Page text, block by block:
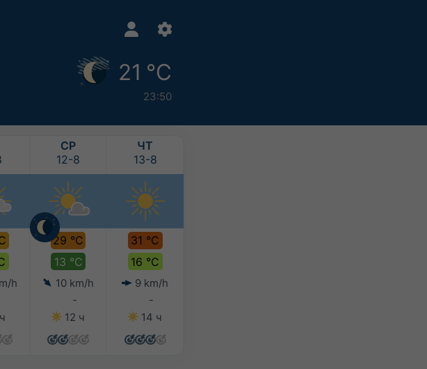
21 °C
23:50
h
СР
12-8
29 °C
13 °C
10 km/h
-
12 ч
ЧТ
13-8
31 °C
16 °C
9 km/h
-
14 ч